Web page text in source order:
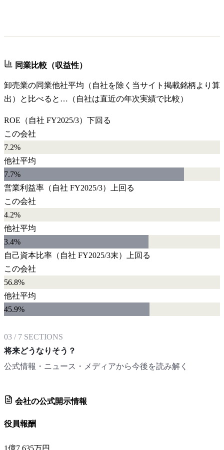
同業比較（収益性）
卸売業の同業他社平均（自社を除く当サイト掲載銘柄より算
出）と比べると…（自社は直近の年次実績で比較）
ROE （自社 FY2025/3） 下回る
この会社
7.2%
他社平均
7.7%
営業利益率 （自社 FY2025/3）
上回る
この会社
4.2%
他社平均
3.4%
自己資本比率 （自社 FY2025/3末）
上回る
この会社
56.8%
他社平均
45.9%
03 / 7 SECTIONS
将来どうなりそう？
公式情報・ニュース・メディアから今後を読み解く
会社の公式開示情報
役員報酬
1億7,635万円